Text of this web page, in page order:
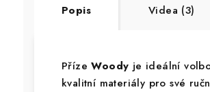
Popis Videa (3)
PřízeWoody je ideální
kvalitní materiály pro své